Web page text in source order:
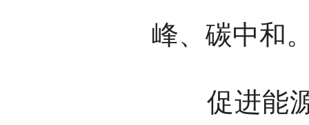
峰、碳中和
促进能源